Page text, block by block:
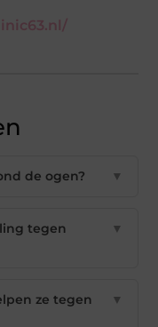
de ogen? ▼
tegen
▼
ze tegen
▼